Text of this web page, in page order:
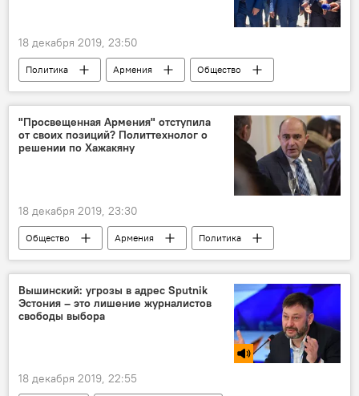
18 декабря 2019, 23:50
Политика Армения
Общество
Серж Саргсян
Барсег Бегларян
имущество
Новости Армения
арест
"Просвещенная Армения" отступила
от своих позиций? Политтехнолог о
решении по Хажакяну
18 декабря 2019, 23:30
Общество Армения
Политика
позиция
Виген Акопян
Просвещенная Армения
партия
Ереван
Новости Армения
Вышинский: угрозы в адрес Sputnik
Эстония – это лишение журналистов
свободы выбора
18 декабря 2019, 22:55